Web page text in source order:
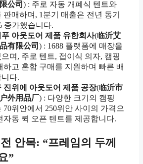
公司 ) : 주로 자동 개폐식 텐트와
판매하며, 1분기 매출은 전년 동기
증가했습니다.
아웃도어 제품 유한회사(临沂艾
有限公司 ) : 1688 플랫폼에 매장을
며, 주로 텐트, 접이식 의자, 캠핑
하고 혼합 구매를 지원하며 빠른 배
다.
진위에 아웃도어 제품 공장(临沂市
外用品厂) : 다양한 크기의 캠핑
70위안에서 250위안 사이의 가격으
자동 퀵 오픈 텐트를 제공합니다.
안목: “프레임의 두께
”